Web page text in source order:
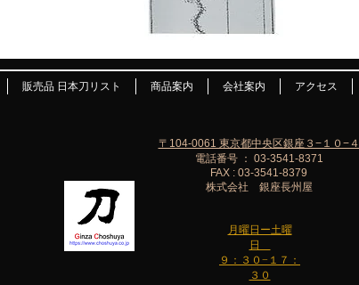
販売品 日本刀リスト 商品案内 会社案内 アクセス
月曜日ー土曜
日
９：３０−１７：
３０
〒104-0061 東京都中央区銀座３−１０−４
電話番号 ： 03-3541-8371
FAX : 03-3541-8379
株式会社 銀座長州屋